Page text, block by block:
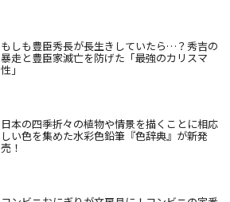
もしも豊臣秀長が長生きしていたら…？秀吉の
暴走と豊臣家滅亡を防げた「最強のカリスマ
性」
日本の四季折々の植物や情景を描くことに相応
しい色を集めた水彩色鉛筆『色辞典』が新発
売！